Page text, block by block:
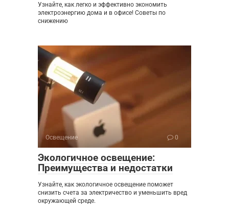
Узнайте, как легко и эффективно экономить
электроэнергию дома и в офисе! Советы по
снижению
Освещение 0
Экологичное освещение:
Преимущества и недостатки
Узнайте, как экологичное освещение поможет
снизить счета за электричество и уменьшить вред
окружающей среде.